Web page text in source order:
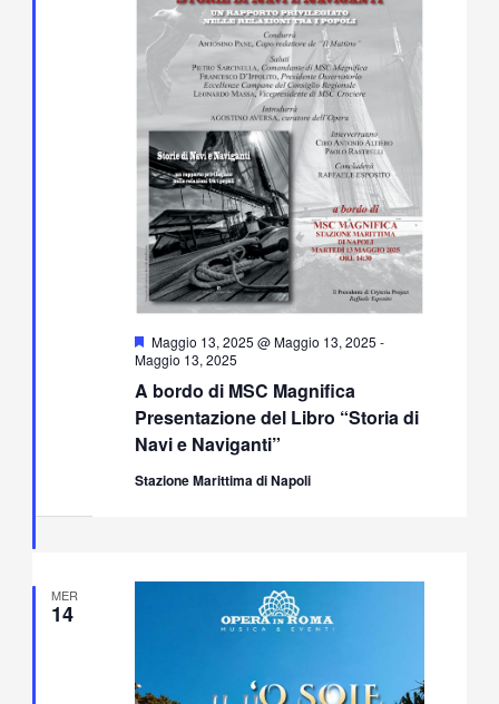
A bordo di MSC Magnifica
Presentazione del Libro “Storia di
Navi e Naviganti”
Segnalati
Maggio 13, 2025 @ Maggio 13, 2025 -
Maggio 13, 2025
Stazione Marittima di Napoli
MER
14